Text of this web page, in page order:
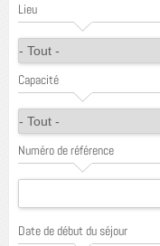
Lieu
Capacité
Numéro de référence
Date de début du séjour